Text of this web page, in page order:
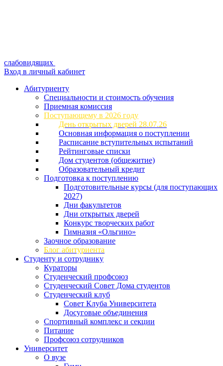
слабовидящих
Вход в личный кабинет
Абитуриенту
Специальности и стоимость обучения
Приемная комиссия
Поступающему в 2026 году
День открытых дверей 28.07.26
Основная информация о поступлении
Расписание вступительных испытаний
Рейтинговые списки
Дом студентов (общежитие)
Образовательный кредит
Подготовка к поступлению
Подготовительные курсы (для поступающих
2027)
Дни факультетов
Дни открытых дверей
Конкурс творческих работ
Гимназия «Ольгино»
Заочное образование
Блог абитуриента
Студенту и сотруднику
Кураторы
Студенческий профсоюз
Студенческий Совет Дома студентов
Студенческий клуб
Совет Клуба Университета
Досуговые объединения
Спортивный комплекс и секции
Питание
Профсоюз сотрудников
Университет
О вузе